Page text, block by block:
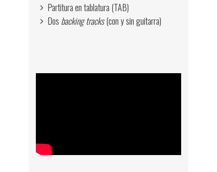
Partitura en tablatura (TAB)
Dos backing tracks(con y sin guitarra)